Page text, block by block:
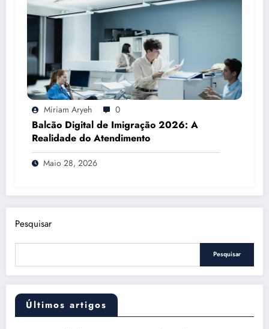
Miriam Aryeh 0
Balcão Digital de Imigração 2026: A
Realidade do Atendimento
Maio 28, 2026
Pesquisar
Pesquisar
Últimos artigos